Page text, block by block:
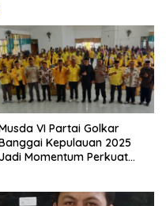
VI Partai Golkar
Kepulauan 2025
Jadi Momentum Perkuat